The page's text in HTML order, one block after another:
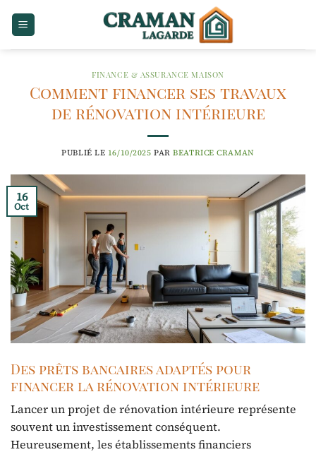
FINANCE & ASSURANCE MAISON
Comment financer ses travaux
de rénovation intérieure
PUBLIÉ LE 16/10/2025 PARBEATRICE CRAMAN
16
Oct
Des prêts bancaires adaptés pour
financer la rénovation intérieure
Lancer un projet de rénovation intérieure représente
souvent un investissement conséquent.
Heureusement, les établissements financiers